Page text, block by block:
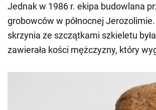
Jednak w 1986 r. ekipa budowlana
grobowców w północnej
skrzynia ze szczątkami szkieletu
zawierała kości mężczyzny, który